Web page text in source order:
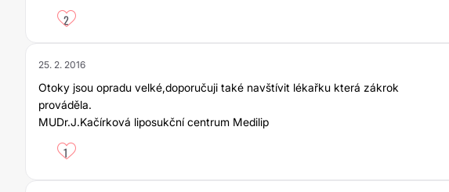
2
25. 2. 2016
Otoky jsou opradu velké,doporučuji také navštívit lékařku která zákrok
prováděla.
MUDr.J.Kačírková liposukční centrum Medilip
1